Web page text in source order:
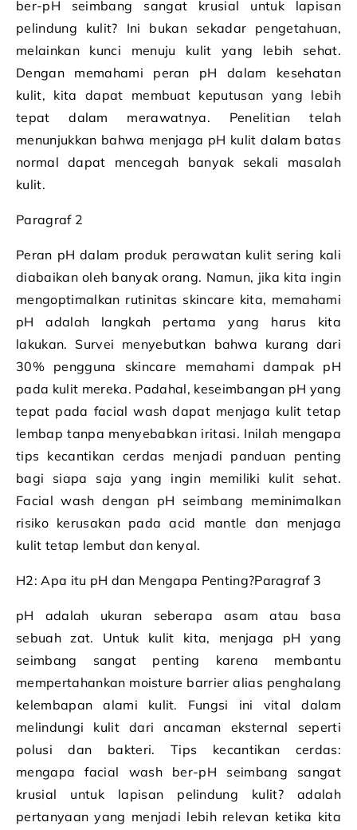
ber-pH seimbang sangat krusial untuk lapisan
pelindung kulit? Ini bukan sekadar pengetahuan,
melainkan kunci menuju kulit yang lebih sehat.
Dengan memahami peran pH dalam kesehatan
kulit, kita dapat membuat keputusan yang lebih
tepat dalam merawatnya. Penelitian telah
menunjukkan bahwa menjaga pH kulit dalam batas
normal dapat mencegah banyak sekali masalah
kulit.
Paragraf 2
Peran pH dalam produk perawatan kulit sering kali
diabaikan oleh banyak orang. Namun, jika kita ingin
mengoptimalkan rutinitas skincare kita, memahami
pH adalah langkah pertama yang harus kita
lakukan. Survei menyebutkan bahwa kurang dari
30% pengguna skincare memahami dampak pH
pada kulit mereka. Padahal, keseimbangan pH yang
tepat pada facial wash dapat menjaga kulit tetap
lembap tanpa menyebabkan iritasi. Inilah mengapa
tips kecantikan cerdas menjadi panduan penting
bagi siapa saja yang ingin memiliki kulit sehat.
Facial wash dengan pH seimbang meminimalkan
risiko kerusakan pada acid mantle dan menjaga
kulit tetap lembut dan kenyal.
H2: Apa itu pH dan Mengapa Penting?Paragraf 3
pH adalah ukuran seberapa asam atau basa
sebuah zat. Untuk kulit kita, menjaga pH yang
seimbang sangat penting karena membantu
mempertahankan moisture barrier alias penghalang
kelembapan alami kulit. Fungsi ini vital dalam
melindungi kulit dari ancaman eksternal seperti
polusi dan bakteri. Tips kecantikan cerdas:
mengapa facial wash ber-pH seimbang sangat
krusial untuk lapisan pelindung kulit? adalah
pertanyaan yang menjadi lebih relevan ketika kita